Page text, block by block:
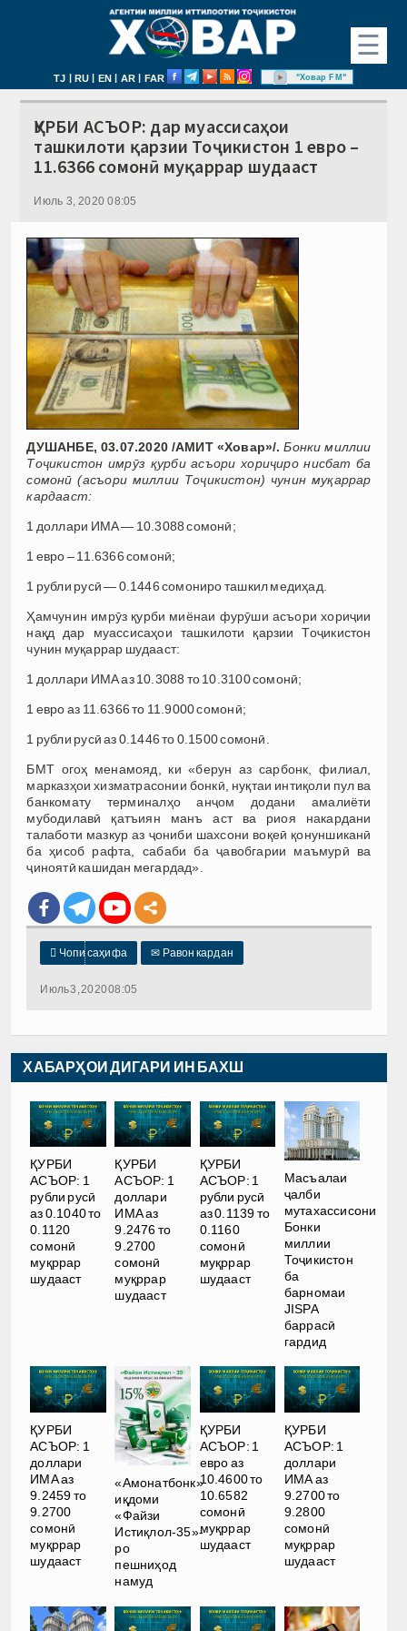
☰
TJ | RU | EN | AR | FAR "Ховар FM"
ҚУРБИ АСЪОР: дар муассиcаҳои
ташкилоти қарзии Тоҷикистон 1 евро –
11.6366 сомонӣ муқаррар шудааст
Июль 3, 2020 08:05
ДУШАНБЕ, 03.07.2020 /АМИТ «Ховар»/.Бонки миллии
Тоҷикистон имрӯз қурби асъори хориҷиро нисбат ба
сомонӣ (асъори миллии Тоҷикистон) чунин муқаррар
кардааст:
1 доллари ИМА — 10.3088 сомонӣ;
1 евро – 11.6366 сомонӣ;
1 рубли русӣ — 0.1446 сомониро ташкил медиҳад.
Ҳамчунин имрӯз қурби миёнаи фурӯши асъори хориҷии
нақд дар муассиcаҳои ташкилоти қарзии Тоҷикистон
чунин муқаррар шудааст:
1 доллари ИМА аз 10.3088 то 10.3100 сомонӣ;
1 евро аз 11.6366 то 11.9000 сомонӣ;
1 рубли русӣ аз 0.1446 то 0.1500 сомонӣ.
БМТ огоҳ менамояд, ки «берун аз сарбонк, филиал,
марказҳои хизматрасонии бонкӣ, нуқтаи интиқоли пул ва
банкомату терминалҳо анҷом додани амалиёти
мубодилавӣ қатъиян манъ аст ва риоя накардани
талаботи мазкур аз ҷониби шахсони воқеӣ қонуншиканӣ
ба ҳисоб рафта, сабаби ба ҷавобгарии маъмурӣ ва
ҷиноятӣ кашидан мегардад».
 Чопи саҳифа ✉ Равон кардан
Июль 3, 2020 08:05
ХАБАРҲОИ ДИГАРИ ИН БАХШ
ҚУРБИ
АСЪОР: 1
рубли русӣ
аз 0.1040 то
0.1120
сомонӣ
муқррар
шудааст
ҚУРБИ
АСЪОР: 1
доллари
ИМА аз
9.2476 то
9.2700
сомонӣ
муқррар
шудааст
ҚУРБИ
АСЪОР: 1
рубли русӣ
аз 0.1139 то
0.1160
сомонӣ
муқррар
шудааст
Масъалаи
ҷалби
мутахассисони
Бонки
миллии
Тоҷикистон
ба
барномаи
JISPA
баррасӣ
гардид
ҚУРБИ
АСЪОР: 1
доллари
ИМА аз
9.2459 то
9.2700
сомонӣ
муқррар
шудааст
«Амонатбонк»
иқдоми
«Файзи
Истиқлол-35»-
ро
пешниҳод
намуд
ҚУРБИ
АСЪОР: 1
евро аз
10.4600 то
10.6582
сомонӣ
муқррар
шудааст
ҚУРБИ
АСЪОР: 1
доллари
ИМА аз
9.2700 то
9.2800
сомонӣ
муқррар
шудааст